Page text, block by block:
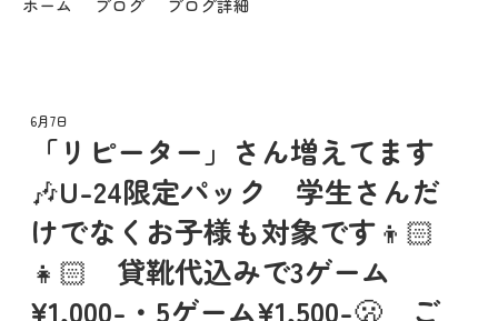
ホーム ブログ ブログ詳細
「リピーター」さん増えてます
🎶U-24限定パック 学生さんだ
けでなくお子様も対象です👦🏻
👧🏻 貸靴代込みで3ゲーム
¥1,000-・5ゲーム¥1,500-🫢 ご
6月7日